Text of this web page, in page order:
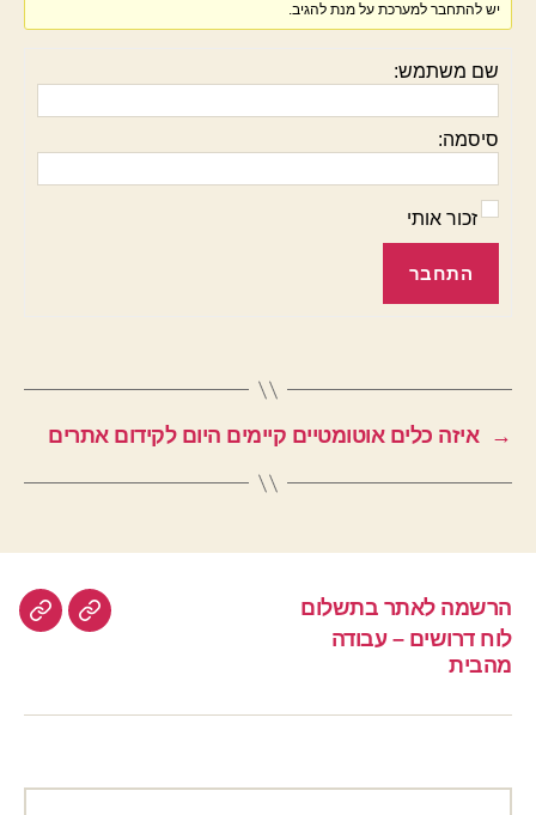
יש להתחבר למערכת על מנת להגיב.
שם משתמש:
סיסמה:
זכור אותי
התחבר
→ איזה כלים אוטומטיים קיימים היום לקידום אתרים
הרשמה לאתר בתשלום
לוח דרושים – עבודה
מהבית
הרשמה
לוח